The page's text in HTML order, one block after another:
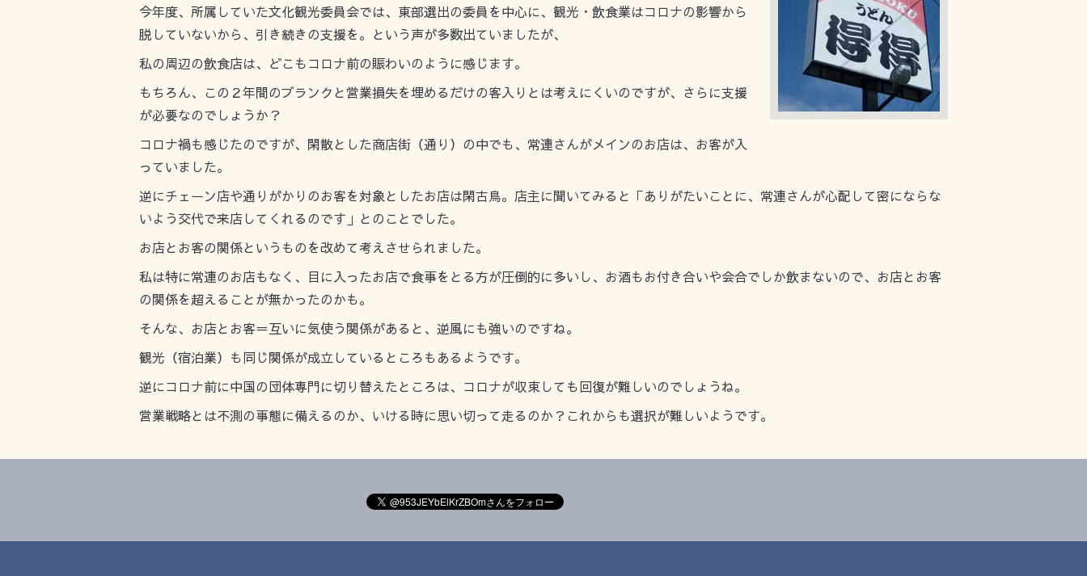
今年度、所属していた文化観光委員会では、東部選出の委員を中心に、観光・飲食業はコロナの影響から
脱していないから、引き続きの支援を。という声が多数出ていましたが、
私の周辺の飲食店は、どこもコロナ前の賑わいのように感じます。
もちろん、この２年間のブランクと営業損失を埋めるだけの客入りとは考えにくいのですが、さらに支援
が必要なのでしょうか？
コロナ禍も感じたのですが、閑散とした商店街（通り）の中でも、常連さんがメインのお店は、お客が入
っていました。
逆にチェーン店や通りがかりのお客を対象としたお店は閑古鳥。店主に聞いてみると「ありがたいことに、常連さんが心配して密にならな
いよう交代で来店してくれるのです」とのことでした。
お店とお客の関係というものを改めて考えさせられました。
私は特に常連のお店もなく、目に入ったお店で食事をとる方が圧倒的に多いし、お酒もお付き合いや会合でしか飲まないので、お店とお客
の関係を超えることが無かったのかも。
そんな、お店とお客＝互いに気使う関係があると、逆風にも強いのですね。
観光（宿泊業）も同じ関係が成立しているところもあるようです。
逆にコロナ前に中国の団体専門に切り替えたところは、コロナが収束しても回復が難しいのでしょうね。
営業戦略とは不測の事態に備えるのか、いける時に思い切って走るのか？これからも選択が難しいようです。